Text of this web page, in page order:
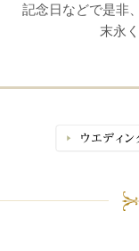
記念日などで是非
末永